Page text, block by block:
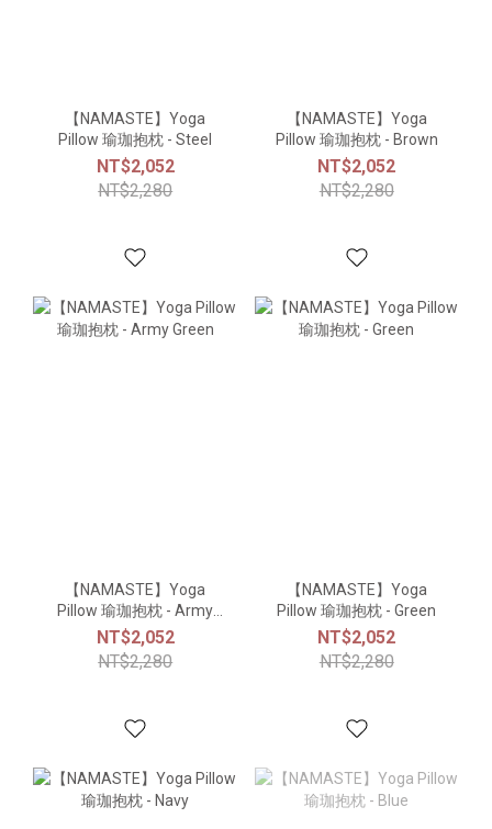
【NAMASTE】Yoga
Pillow 瑜珈抱枕 - Steel
NT$2,052
NT$2,280
【NAMASTE】Yoga
Pillow 瑜珈抱枕 - Brown
NT$2,052
NT$2,280
【NAMASTE】Yoga
Pillow 瑜珈抱枕 - Army
Green
NT$2,052
NT$2,280
【NAMASTE】Yoga
Pillow 瑜珈抱枕 - Green
NT$2,052
NT$2,280